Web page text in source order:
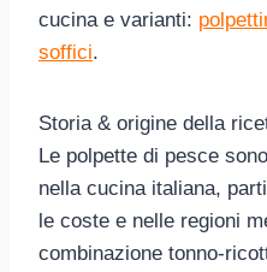
cucina e varianti:
soffici.
Storia & origine della
Le polpette di pesce
nella cucina italiana,
le coste e nelle regioni
combinazione tonno-